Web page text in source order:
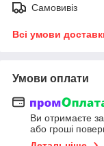
Самовивіз
Всі умови
Умови оплати
Ви отримаєте
або гроші